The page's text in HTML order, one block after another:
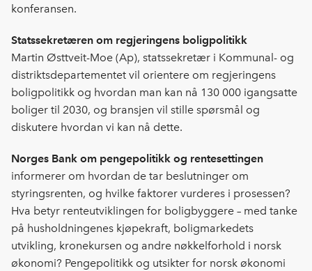
konferansen.
Statssekretæren om regjeringens boligpolitikk
Martin Østtveit-Moe (Ap), statssekretær i Kommunal- og
distriktsdepartementet vil orientere om regjeringens
boligpolitikk og hvordan man kan nå 130 000 igangsatte
boliger til 2030, og bransjen vil stille spørsmål og
diskutere hvordan vi kan nå dette.
Norges Bank om pengepolitikk og rentesettingen
informerer om hvordan de tar beslutninger om
styringsrenten, og hvilke faktorer vurderes i prosessen?
Hva betyr renteutviklingen for boligbyggere – med tanke
på husholdningenes kjøpekraft, boligmarkedets
utvikling, kronekursen og andre nøkkelforhold i norsk
økonomi? Pengepolitikk og utsikter for norsk økonomi